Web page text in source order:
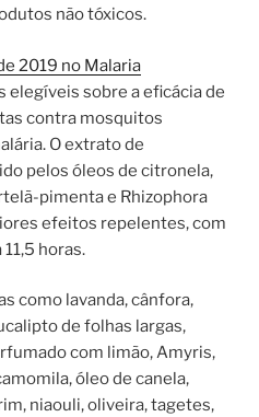
não tóxicos.
2019 no Malaria
elegíveis sobre a eficácia de
contra mosquitos
O extrato de
pelos óleos de citronela,
pimenta e Rhizophora
efeitos repelentes, com
horas.
como lavanda, cânfora,
de folhas largas,
com limão, Amyris,
óleo de canela,
niaouli, oliveira, tagetes,